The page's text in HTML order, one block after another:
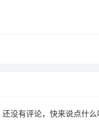
还没有评论，快来说点什么